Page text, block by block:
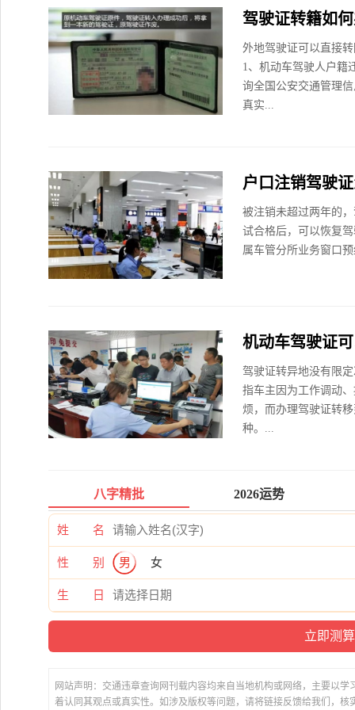
驾驶证转籍如
外地驾驶证可以直接
1、机动车驾驶人户籍
询全国公安交通管理
真实...
户口注销驾驶
被注销未超过两年的
试合格后，可以恢复
属车管分所业务窗口
机动车驾驶证
驾驶证转异地没有限
指车主因为工作调动
烦，而办理驾驶证转
种。...
八字精批 2026运势
姓 名
性 别 男 女
生 日
网站声明：交通违章查询网刊载内容均来自当地机构或网络，主要以
着认同其观点或真实性。如涉及版权等问题，请将链接反馈给我们，核